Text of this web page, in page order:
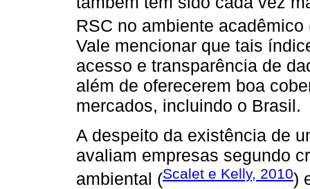
RSC no ambiente acadêmico
Vale mencionar que tais
acesso e transparência de
além de oferecerem boa
mercados, incluindo o Brasil.
A despeito da existência de
avaliam empresas segundo
ambiental (Scalet e Kelly, 2010)